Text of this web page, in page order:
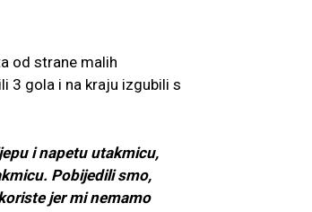
od strane malih
3 gola i na kraju izgubili s
i napetu utakmicu,
Pobijedili smo,
jer mi nemamo